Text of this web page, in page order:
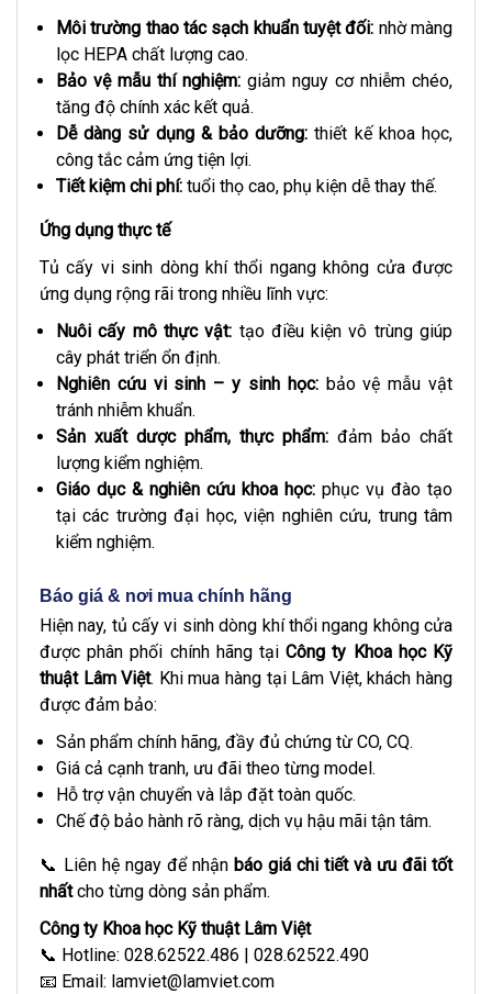
Môi trường thao tác sạch khuẩn tuyệt đối: nhờ màng
lọc HEPA chất lượng cao.
Bảo vệ mẫu thí nghiệm: giảm nguy cơ nhiễm chéo,
tăng độ chính xác kết quả.
Dễ dàng sử dụng & bảo dưỡng: thiết kế khoa học,
công tắc cảm ứng tiện lợi.
Tiết kiệm chi phí: tuổi thọ cao, phụ kiện dễ thay thế.
Ứng dụng thực tế
Tủ cấy vi sinh dòng khí thổi ngang không cửa được
ứng dụng rộng rãi trong nhiều lĩnh vực:
Nuôi cấy mô thực vật: tạo điều kiện vô trùng giúp
cây phát triển ổn định.
Nghiên cứu vi sinh – y sinh học:bảo vệ mẫu vật
tránh nhiễm khuẩn.
Sản xuất dược phẩm, thực phẩm: đảm bảo chất
lượng kiểm nghiệm.
Giáo dục & nghiên cứu khoa học: phục vụ đào tạo
tại các trường đại học, viện nghiên cứu, trung tâm
kiểm nghiệm.
Báo giá & nơi mua chính hãng
Hiện nay, tủ cấy vi sinh dòng khí thổi ngang không cửa
được phân phối chính hãng tạiCông ty Khoa học Kỹ
thuật Lâm Việt. Khi mua hàng tại Lâm Việt, khách hàng
được đảm bảo:
Sản phẩm chính hãng, đầy đủ chứng từ CO, CQ.
Giá cả cạnh tranh, ưu đãi theo từng model.
Hỗ trợ vận chuyển và lắp đặt toàn quốc.
Chế độ bảo hành rõ ràng, dịch vụ hậu mãi tận tâm.
📞 Liên hệ ngay để nhận báo giá chi tiết và ưu đãi tốt
nhấtcho từng dòng sản phẩm.
Công ty Khoa học Kỹ thuật Lâm Việt
📞 Hotline: 028.62522.486 | 028.62522.490
📧 Email: lamviet@lamviet.com